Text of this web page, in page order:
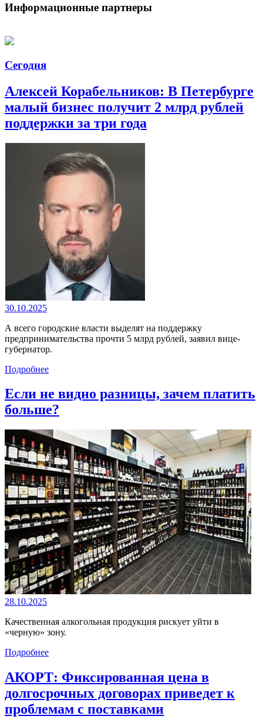
Информационные партнеры
Сегодня
Алексей Корабельников: В Петербурге
малый бизнес получит 2 млрд рублей
поддержки за три года
30.10.2025
А всего городские власти выделят на поддержку
предпринимательства прочти 5 млрд рублей, заявил вице-
губернатор.
Подробнее
Если не видно разницы, зачем платить
больше?
28.10.2025
Качественная алкогольная продукция рискует уйти в
«черную» зону.
Подробнее
АКОРТ: Фиксированная цена в
долгосрочных договорах приведет к
проблемам с поставками